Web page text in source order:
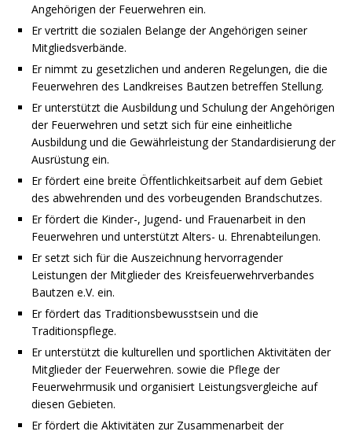
Angehörigen der Feuerwehren ein.
Er vertritt die sozialen Belange der Angehörigen seiner
Mitgliedsverbände.
Er nimmt zu gesetzlichen und anderen Regelungen, die die
Feuerwehren des Landkreises Bautzen betreffen Stellung.
Er unterstützt die Ausbildung und Schulung der Angehörigen
der Feuerwehren und setzt sich für eine einheitliche
Ausbildung und die Gewährleistung der Standardisierung der
Ausrüstung ein.
Er fördert eine breite Öffentlichkeitsarbeit auf dem Gebiet
des abwehrenden und des vorbeugenden Brandschutzes.
Er fördert die Kinder-, Jugend- und Frauenarbeit in den
Feuerwehren und unterstützt Alters- u. Ehrenabteilungen.
Er setzt sich für die Auszeichnung hervorragender
Leistungen der Mitglieder des Kreisfeuerwehrverbandes
Bautzen e.V. ein.
Er fördert das Traditionsbewusstsein und die
Traditionspflege.
Er unterstützt die kulturellen und sportlichen Aktivitäten der
Mitglieder der Feuerwehren. sowie die Pflege der
Feuerwehrmusik und organisiert Leistungsvergleiche auf
diesen Gebieten.
Er fördert die Aktivitäten zur Zusammenarbeit der